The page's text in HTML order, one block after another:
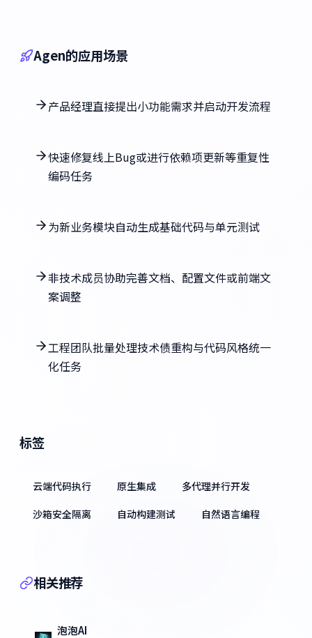
Agen的应用场景
产品经理直接提出小功能需求并启动开发流程
快速修复线上Bug或进行依赖项更新等重复性
编码任务
为新业务模块自动生成基础代码与单元测试
非技术成员协助完善文档、配置文件或前端文
案调整
工程团队批量处理技术债重构与代码风格统一
化任务
标签
云端代码执行 原生集成
多代理并行开发
沙箱安全隔离
自动构建测试 自然语言编程
相关推荐
泡泡AI